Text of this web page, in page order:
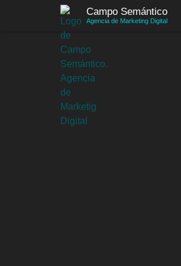
Campo Semántico
Agencia de Marketing Digital